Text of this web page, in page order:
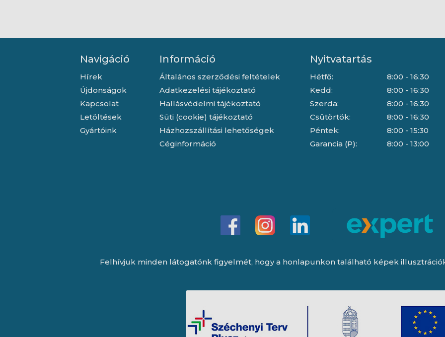
Navigáció
Hírek
Újdonságok
Kapcsolat
Letöltések
Gyártóink
Információ
Általános szerződési feltételek
Adatkezelési tájékoztató
Hallásvédelmi tájékoztató
Süti (cookie) tájékoztató
Házhozszállítási lehetőségek
Céginformáció
Nyitvatartás
Hétfő:
Kedd:
Szerda:
Csütörtök:
Péntek:
Garancia (P):
8:00 - 16:30
8:00 - 16:30
8:00 - 16:30
8:00 - 16:30
8:00 - 15:30
8:00 - 13:00
Felhívjuk minden látogatónk figyelmét, hogy a honlapunkon található képek